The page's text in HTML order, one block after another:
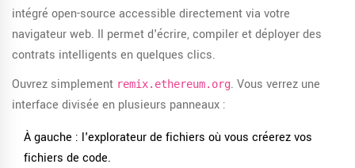
intégré open-source accessible directement via votre
navigateur web. Il permet d'écrire, compiler et déployer des
contrats intelligents en quelques clics.
Ouvrez simplement remix.ethereum.org. Vous verrez une
interface divisée en plusieurs panneaux :
À gauche : l'explorateur de fichiers où vous créerez vos
fichiers de code.